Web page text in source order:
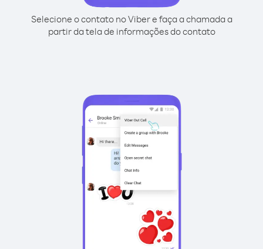
Selecione o contato no Viber e faça a chamada a
partir da tela de informações do contato